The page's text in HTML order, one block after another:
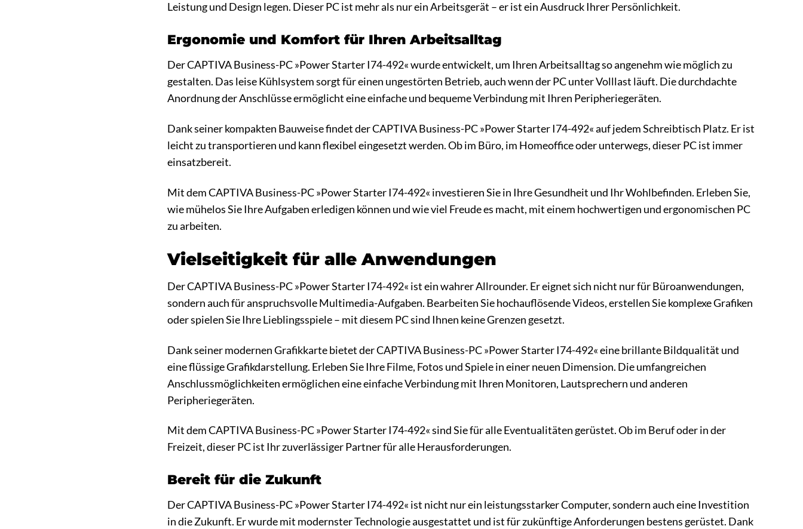
Leistung und Design legen. Dieser PC ist mehr als nur ein Arbeitsgerät – er ist ein Ausdruck Ihrer Persönlichkeit.
Ergonomie und Komfort für Ihren Arbeitsalltag
Der CAPTIVA Business-PC »Power Starter I74-492« wurde entwickelt, um Ihren Arbeitsalltag so angenehm wie möglich zu
gestalten. Das leise Kühlsystem sorgt für einen ungestörten Betrieb, auch wenn der PC unter Volllast läuft. Die durchdachte
Anordnung der Anschlüsse ermöglicht eine einfache und bequeme Verbindung mit Ihren Peripheriegeräten.
Dank seiner kompakten Bauweise findet der CAPTIVA Business-PC »Power Starter I74-492« auf jedem Schreibtisch Platz. Er ist
leicht zu transportieren und kann flexibel eingesetzt werden. Ob im Büro, im Homeoffice oder unterwegs, dieser PC ist immer
einsatzbereit.
Mit dem CAPTIVA Business-PC »Power Starter I74-492« investieren Sie in Ihre Gesundheit und Ihr Wohlbefinden. Erleben Sie,
wie mühelos Sie Ihre Aufgaben erledigen können und wie viel Freude es macht, mit einem hochwertigen und ergonomischen PC
zu arbeiten.
Vielseitigkeit für alle Anwendungen
Der CAPTIVA Business-PC »Power Starter I74-492« ist ein wahrer Allrounder. Er eignet sich nicht nur für Büroanwendungen,
sondern auch für anspruchsvolle Multimedia-Aufgaben. Bearbeiten Sie hochauflösende Videos, erstellen Sie komplexe Grafiken
oder spielen Sie Ihre Lieblingsspiele – mit diesem PC sind Ihnen keine Grenzen gesetzt.
Dank seiner modernen Grafikkarte bietet der CAPTIVA Business-PC »Power Starter I74-492« eine brillante Bildqualität und
eine flüssige Grafikdarstellung. Erleben Sie Ihre Filme, Fotos und Spiele in einer neuen Dimension. Die umfangreichen
Anschlussmöglichkeiten ermöglichen eine einfache Verbindung mit Ihren Monitoren, Lautsprechern und anderen
Peripheriegeräten.
Mit dem CAPTIVA Business-PC »Power Starter I74-492« sind Sie für alle Eventualitäten gerüstet. Ob im Beruf oder in der
Freizeit, dieser PC ist Ihr zuverlässiger Partner für alle Herausforderungen.
Bereit für die Zukunft
Der CAPTIVA Business-PC »Power Starter I74-492« ist nicht nur ein leistungsstarker Computer, sondern auch eine Investition
in die Zukunft. Er wurde mit modernster Technologie ausgestattet und ist für zukünftige Anforderungen bestens gerüstet. Dank